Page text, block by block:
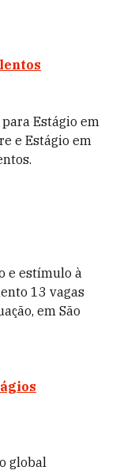
Estágio em
e Estágio em
e estímulo à
13 vagas
em São
global